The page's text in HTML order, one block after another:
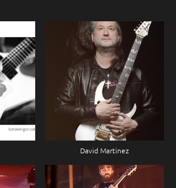
David Martinez